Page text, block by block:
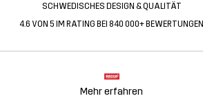
SCHWEDISCHES DESIGN & QUALITÄT
4.6 VON 5 IM RATING BEI 840 000+ BEWERTUNGEN
Mehr erfahren